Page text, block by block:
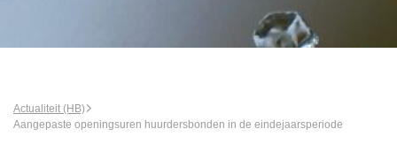
Actualiteit (HB)
Aangepaste openingsuren huurdersbonden in de eindejaarsperiode